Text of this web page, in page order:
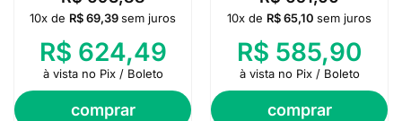
comprar
10x de R$69,39sem juros
R$ 624,49
à vista no Pix / Boleto
comprar
10x de R$65,10 sem juros
R$ 585,90
à vista no Pix / Boleto